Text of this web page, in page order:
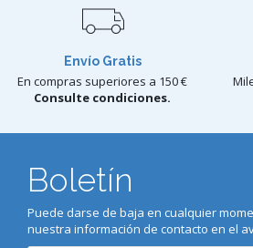
Envío Gratis
En compras superiores a 150 €
Consulte condiciones.
Boletín
Puede darse de baja en cualquier
nuestra información de contacto en el